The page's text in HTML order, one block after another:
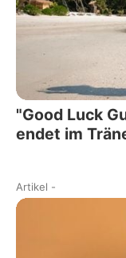
"Good Luck
endet im
Artikel -